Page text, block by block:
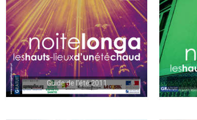
Guide de l'été 2011